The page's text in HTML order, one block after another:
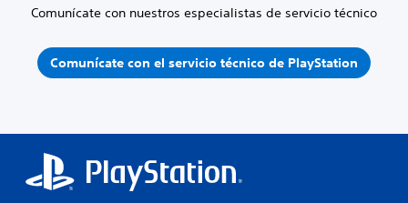
Comunícate con nuestros especialistas de servicio técnico
Comunícate con el servicio técnico de PlayStation